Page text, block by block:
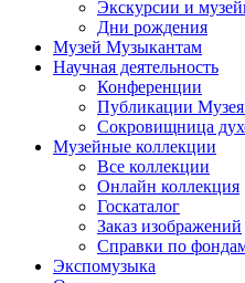
Экскурсии и
Дни рождения
Музей Музыкантам
Научная деятельность
Конференции
Публикации
Сокровищница
Музейные коллекции
Все коллекции
Онлайн коллекция
Госкаталог
Заказ изображений
Справки по
Экспомузыка